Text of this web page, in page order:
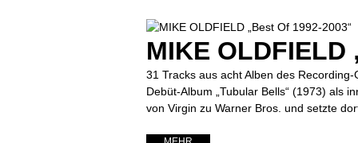
MIKE OLDFIELD
31 Tracks aus acht Alben des
Debüt-Album „Tubular Bells“ (1973) als
von Virgin zu Warner Bros. und setzte